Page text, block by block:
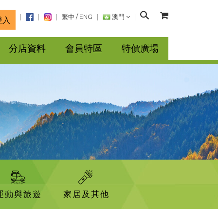
入 繁中 / ENG 澳門
搜
分店資料 會員特區 特價廣場
動與旅遊 家居及其他